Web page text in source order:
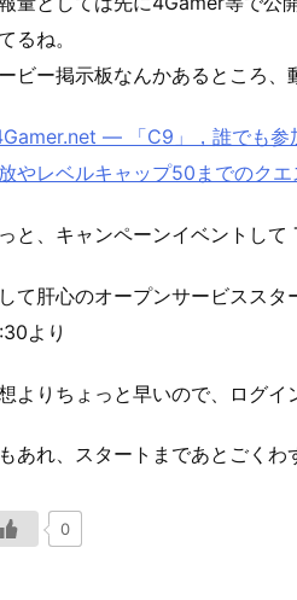
るね。
ビー掲示板なんかあるところ、
― 「C9」，誰でも参
やレベルキャップ50までのク
と、キャンペーンイベントし
て肝心のオープンサービススタ
より
よりちょっと早いので、ログイ
あれ、スタートまであとごくわ
0